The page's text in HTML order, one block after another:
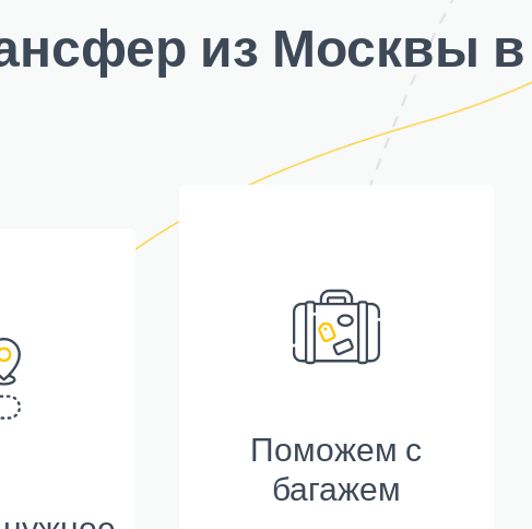
из Москвы в
Поможем с
багажем